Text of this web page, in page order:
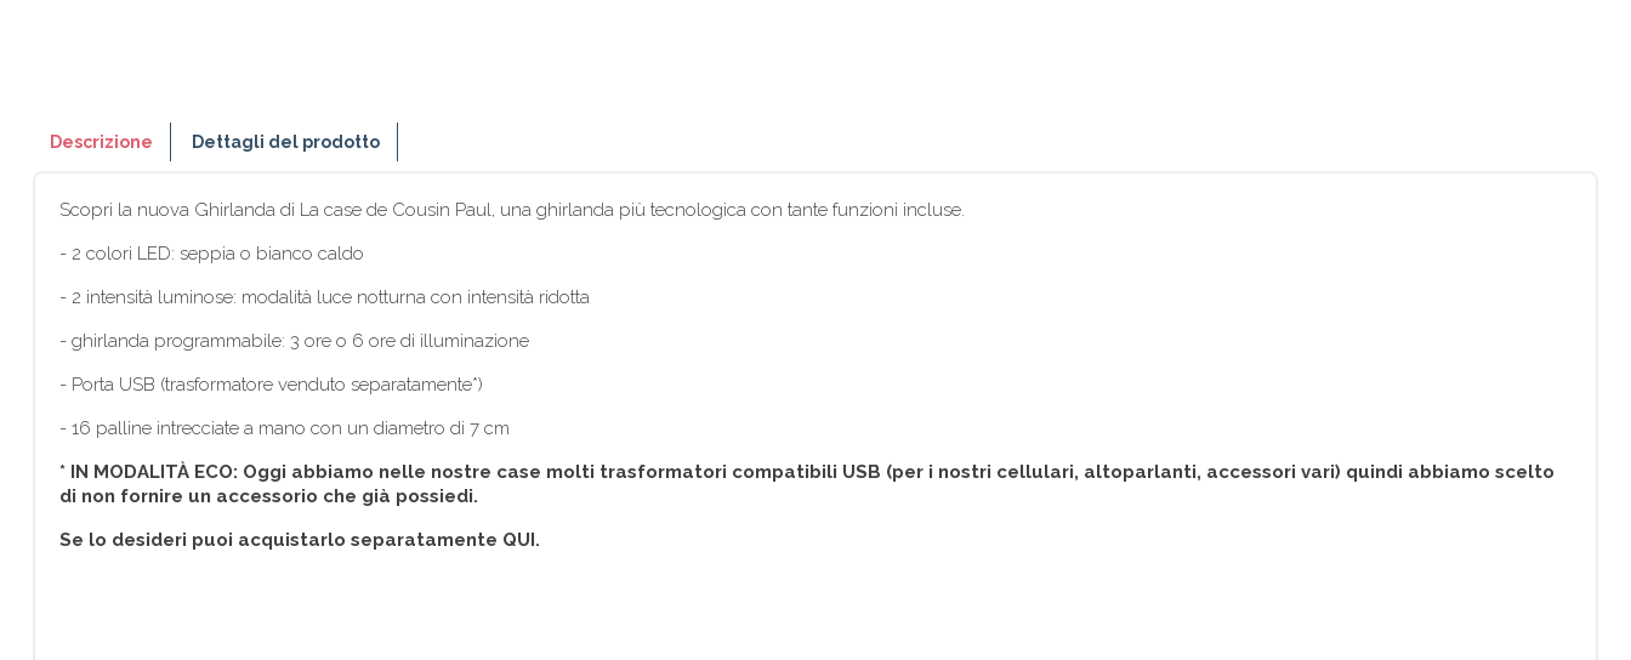
Descrizione Dettagli del prodotto
Scopri la nuova Ghirlanda di La case de Cousin Paul, una ghirlanda più tecnologica con tante funzioni incluse.
- 2 colori LED: seppia o bianco caldo
- 2 intensità luminose: modalità luce notturna con intensità ridotta
- ghirlanda programmabile: 3 ore o 6 ore di illuminazione
- Porta USB (trasformatore venduto separatamente*)
- 16 palline intrecciate a mano con un diametro di 7 cm
* IN MODALITÀ ECO: Oggi abbiamo nelle nostre case molti trasformatori compatibili USB (per i nostri cellulari, altoparlanti, accessori vari) quindi abbiamo scelto
di non fornire un accessorio che già possiedi.
Se lo desideri puoi acquistarlo separatamente QUI.